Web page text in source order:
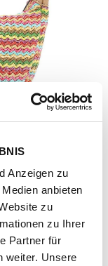
Anzeigen zu
anbieten
zu
zu Ihrer
Partner für
weiter. Unsere